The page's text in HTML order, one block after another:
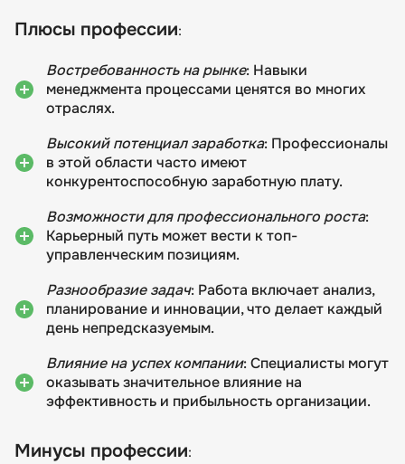
Плюсы профессии:
Востребованность на рынке: Навыки
менеджмента процессами ценятся во многих
отраслях.
Высокий потенциал заработка: Профессионалы
в этой области часто имеют
конкурентоспособную заработную плату.
Возможности для профессионального роста:
Карьерный путь может вести к топ-
управленческим позициям.
Разнообразие задач: Работа включает анализ,
планирование и инновации, что делает каждый
день непредсказуемым.
Влияние на успех компании: Специалисты могут
оказывать значительное влияние на
эффективность и прибыльность организации.
Минусы профессии: